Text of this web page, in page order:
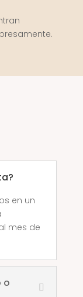
en un
mes de
o